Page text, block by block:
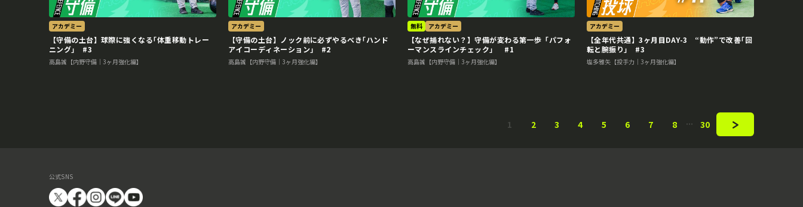
アカデミー
【守備の土台】球際に強くなる｢体重移動トレー
ニング｣ #3
高島誠【内野守備｜3ヶ月強化編】
アカデミー
【守備の土台】ノック前に必ずやるべき｢ハンド
アイコーディネーション｣ #2
高島誠【内野守備｜3ヶ月強化編】
無料 アカデミー
【なぜ捕れない？】守備が変わる第一歩「パフォ
ーマンスラインチェック」 #1
高島誠【内野守備｜3ヶ月強化編】
アカデミー
【全年代共通】3ヶ月目DAY-3 “動作”で改善｢回
転と腕振り｣ #3
塩多雅矢【投手力｜3ヶ月強化編】
1 2 3 4 5 6 7 8 30
公式SNS